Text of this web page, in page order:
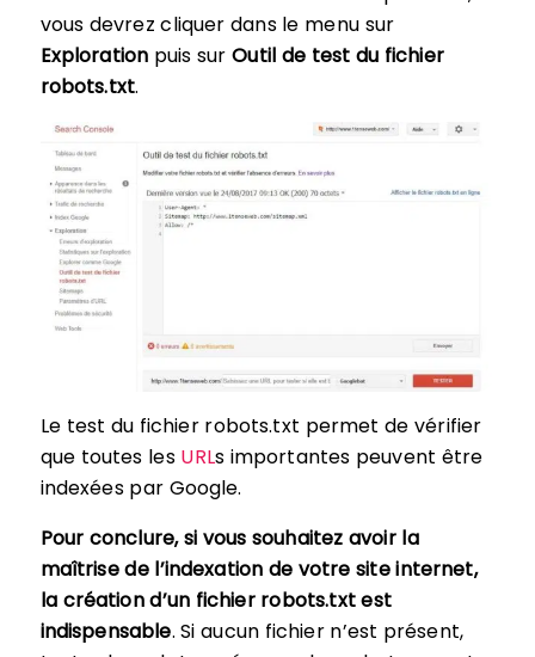
vous devrez cliquer dans le menu sur
Exploration puis surOutil de test du fichier
robots.txt.
Le test du fichier robots.txt permet de vérifier
que toutes les URLs importantes peuvent être
indexées par Google.
Pour conclure, si vous souhaitez avoir la
maîtrise de l’indexation de votre site internet,
la création d’un fichier robots.txt est
indispensable. Si aucun fichier n’est présent,